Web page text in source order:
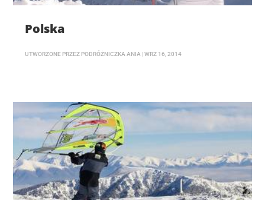
Polska
UTWORZONE PRZEZ PODRÓŻNICZKA ANIA |WRZ 16, 2014